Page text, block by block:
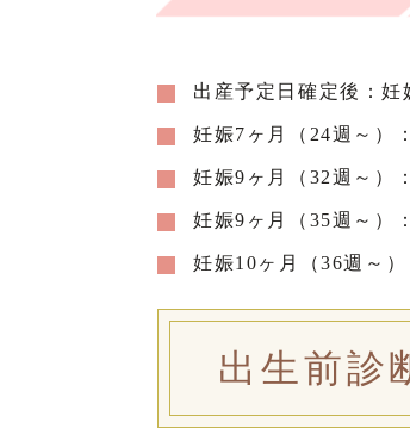
出産予定日確定後：妊
妊娠7ヶ月（24週～）
妊娠9ヶ月（32週～）
妊娠9ヶ月（35週～）
妊娠10ヶ月（36週～
出生前診